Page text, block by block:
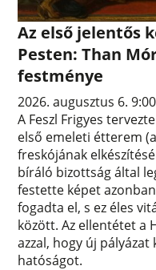
Az első jelentős
Pesten: Than
festménye
2026. augusztus 6. 9:00
A Feszl Frigyes
első emeleti étterem
freskójának
bíráló bizottság által
festette képet
fogadta el, s ez éles
között. Az ellentétet a
azzal, hogy új
hatóságot.